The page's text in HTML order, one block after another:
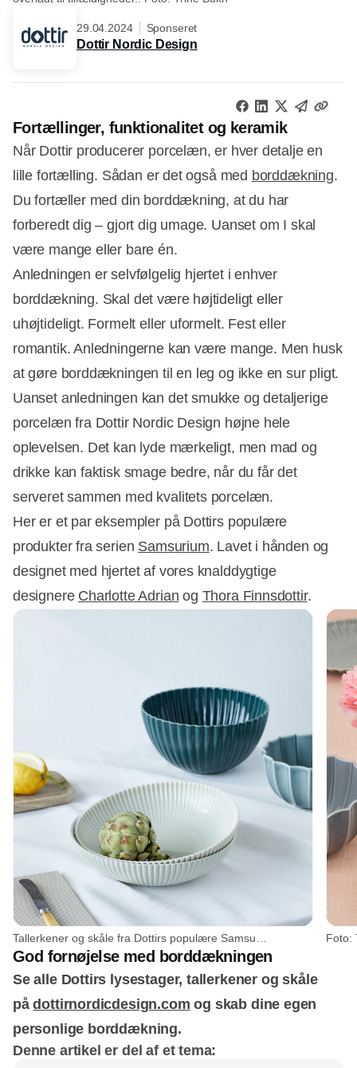
29.04.2024 Sponseret
Dottir Nordic Design
Fortællinger, funktionalitet og keramik
Når Dottir producerer porcelæn, er hver detalje en
lille fortælling. Sådan er det også med borddækning.
Du fortæller med din borddækning, at du har
forberedt dig – gjort dig umage. Uanset om I skal
være mange eller bare én.
Anledningen er selvfølgelig hjertet i enhver
borddækning. Skal det være højtideligt eller
uhøjtideligt. Formelt eller uformelt. Fest eller
romantik. Anledningerne kan være mange. Men husk
at gøre borddækningen til en leg og ikke en sur pligt.
Uanset anledningen kan det smukke og detaljerige
porcelæn fra Dottir Nordic Design højne hele
oplevelsen. Det kan lyde mærkeligt, men mad og
drikke kan faktisk smage bedre, når du får det
serveret sammen med kvalitets porcelæn.
Her er et par eksempler på Dottirs populære
produkter fra serien Samsurium. Lavet i hånden og
designet med hjertet af vores knalddygtige
designere Charlotte Adrian og Thora Finnsdottir.
Tallerkener og skåle fra Dottirs populære Samsurium Serving serie.. Foto: Trine Bukh Foto:
God fornøjelse med borddækningen
Se alle Dottirs lysestager, tallerkener og skåle
pådottirnordicdesign.com og skab dine egen
personlige borddækning.
Denne artikel er del af et tema: